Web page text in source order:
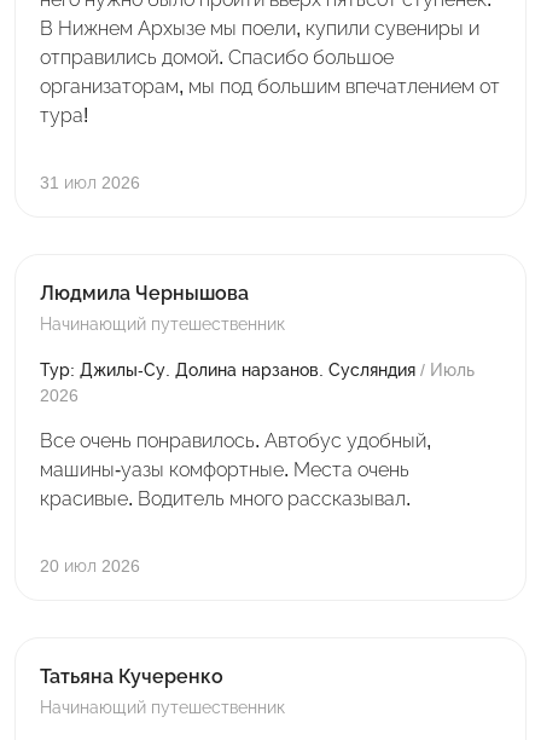
В Нижнем Архызе мы поели, купили сувениры и
отправились домой. Спасибо большое
организаторам, мы под большим впечатлением от
тура!
31 июл 2026
Людмила Чернышова
Начинающий путешественник
Тур: Джилы-Су. Долина нарзанов. Сусляндия / Июль
2026
Все очень понравилось. Автобус удобный,
машины-уазы комфортные. Места очень
красивые. Водитель много рассказывал.
20 июл 2026
Татьяна Кучеренко
Начинающий путешественник